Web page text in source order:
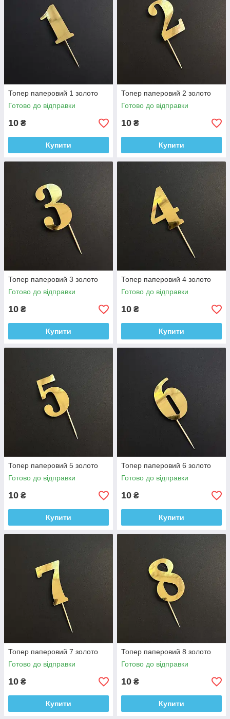
Топер паперовий 1 золото
Готово до відправки
10 ₴
Купити
Топер паперовий 2 золото
Готово до відправки
10 ₴
Купити
Топер паперовий 3 золото
Готово до відправки
10 ₴
Купити
Топер паперовий 4 золото
Готово до відправки
10 ₴
Купити
Топер паперовий 5 золото
Готово до відправки
10 ₴
Купити
Топер паперовий 6 золото
Готово до відправки
10 ₴
Купити
Топер паперовий 7 золото
Готово до відправки
10 ₴
Купити
Топер паперовий 8 золото
Готово до відправки
10 ₴
Купити